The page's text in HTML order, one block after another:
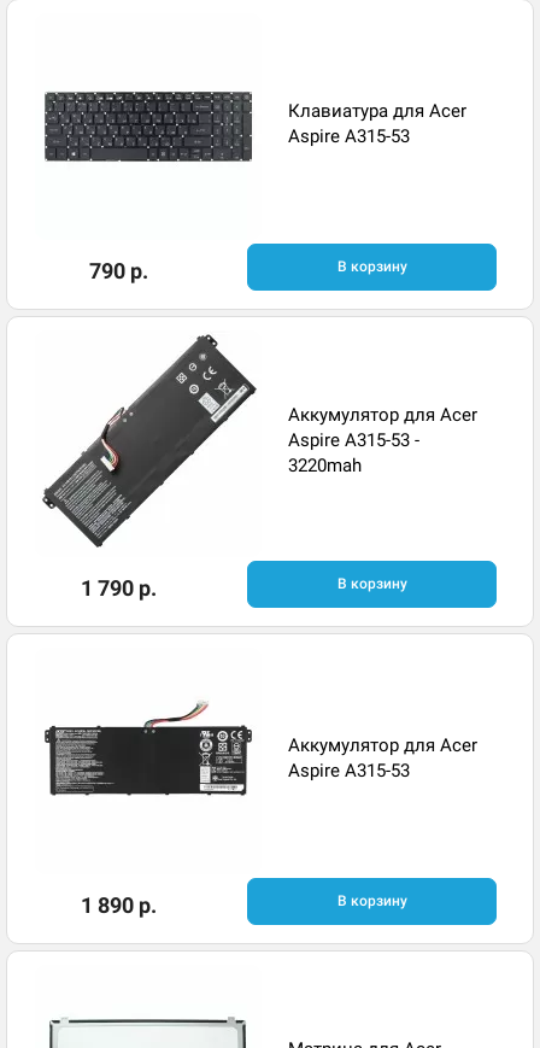
Клавиатура для Acer
Aspire A315-53
790 р. В корзину
Аккумулятор для Acer
Aspire A315-53 -
3220mah
1 790 р. В корзину
Аккумулятор для Acer
Aspire A315-53
1 890 р. В корзину